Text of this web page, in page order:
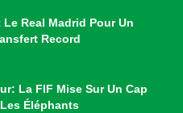
Real Madrid Pour Un
Record
La FIF Mise Sur Un Cap
Éléphants